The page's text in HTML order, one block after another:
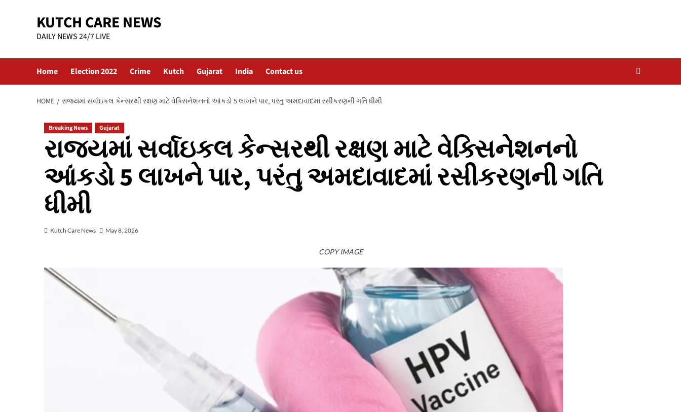
KUTCH CARE NEWS
DAILY NEWS 24/7 LIVE
Home Election 2022 Crime Kutch Gujarat India Contact us
HOME રાજ્યમાં સર્વાઇકલ કેન્સરથી રક્ષણ માટે વેક્સિનેશનનો આંકડો 5 લાખને પાર, પરંતુ અમદાવાદમાં રસીકરણની ગતિ ધીમી
Breaking News Gujarat
રાજ્યમાં સર્વાઇકલ કેન્સરથી રક્ષણ માટે વેક્સિનેશનનો
આંકડો 5 લાખને પાર, પરંતુ અમદાવાદમાં રસીકરણની ગતિ
ધીમી
Kutch Care News May 8, 2026
COPY IMAGE